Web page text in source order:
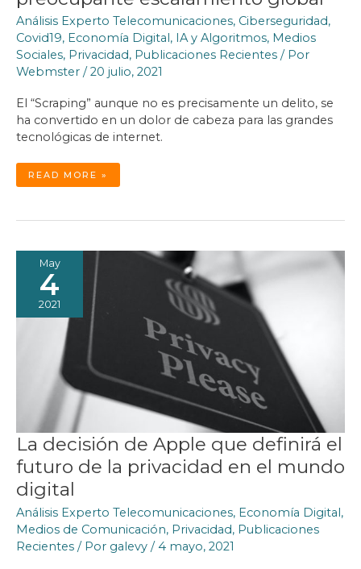
Análisis Experto Telecomunicaciones, Ciberseguridad,
Covid19, Economía Digital, IA y Algoritmos, Medios
Sociales, Privacidad, Publicaciones Recientes / Por
Webmster /20 julio, 2021
El “Scraping” aunque no es precisamente un delito, se
ha convertido en un dolor de cabeza para las grandes
tecnológicas de internet.
EL
DEL
PREOCUPANTE
READ MORE »
May
4
2021
La decisión de Apple que definirá el
futuro de la privacidad en el mundo
digital
Análisis Experto Telecomunicaciones, Economía Digital,
Medios de Comunicación, Privacidad, Publicaciones
Recientes / Por galevy / 4 mayo, 2021